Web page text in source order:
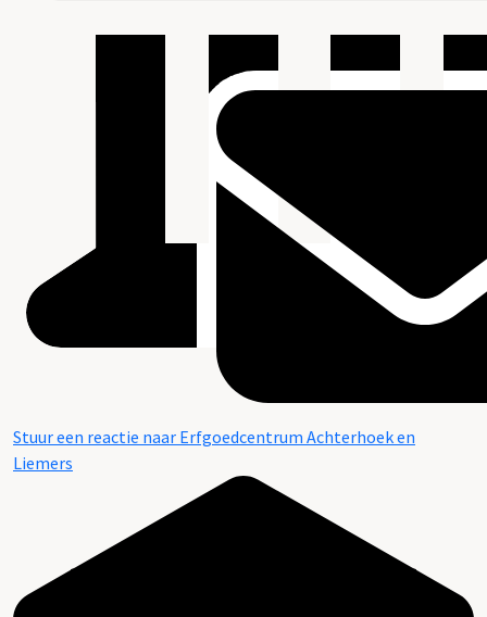
Stuur een reactie naar Erfgoedcentrum Achterhoek en
Liemers